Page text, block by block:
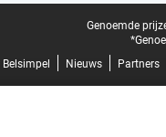
Genoemde
Belsimpel
Nieuws Partners